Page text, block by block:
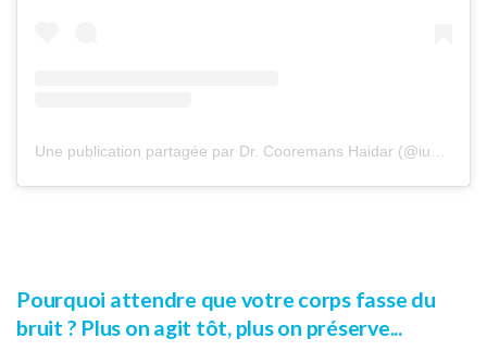
Pourquoi attendre que votre corps fasse du
bruit ? Plus on agit tôt, plus on préserve...